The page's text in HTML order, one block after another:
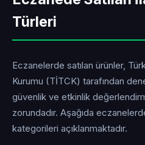
Türleri
Eczanelerde satılan ürünler,
Kurumu (TİTCK) tarafından
güvenlik ve etkinlik
zorundadır. Aşağıda
kategorileri açıklanmaktadır.